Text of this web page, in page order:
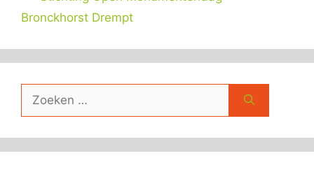
Bronckhorst Drempt
naar: